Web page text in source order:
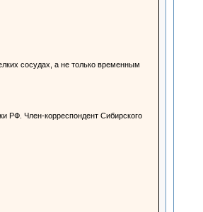
сосудах, а не только временным
РФ. Член-корреспондент Сибирского